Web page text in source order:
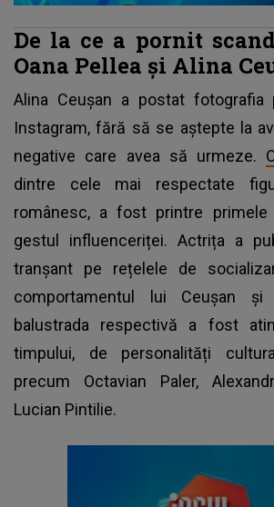
De la ce a pornit
Oana Pellea și Alina
Alina Ceușan a postat
Instagram, fără să se aștepte la
negative care avea să urmeze.
dintre cele mai respectate
românesc, a fost printre
gestul influenceriței. Actrița a
tranșant pe rețelele de
comportamentul lui Ceușan
balustrada respectivă a fost
timpului, de personalități
precum Octavian Paler,
Lucian Pintilie.